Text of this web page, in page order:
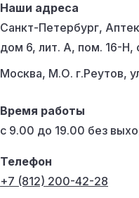
Наши адреса
Санкт-Петербург,
дом 6, лит. А, пом. 16-Н,
Москва, М.О. г.Реутов,
Время работы
с 9.00 до 19.00 без
Телефон
+7 (812) 200-42-28